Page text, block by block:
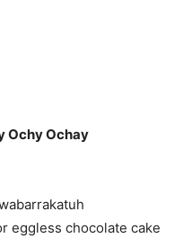
Ochy Ochay
eggless chocolate cake